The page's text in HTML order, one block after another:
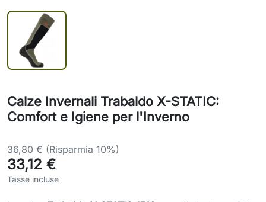
Calze Invernali Trabaldo X-STATIC:
Comfort e Igiene per l'Inverno
36,80 € (Risparmia 10%)
33,12 €
Tasse incluse